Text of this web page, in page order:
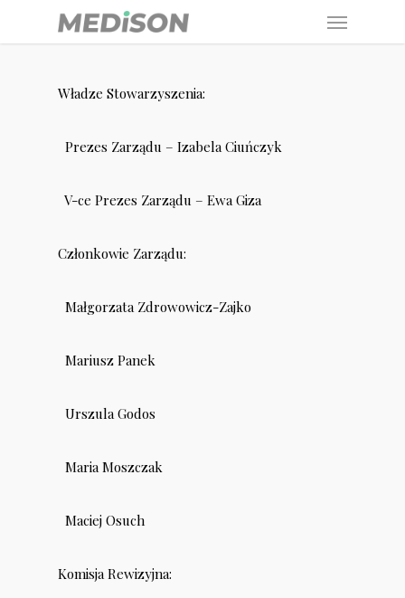
to
Menu
Władze Stowarzyszenia:
Prezes Zarządu – Izabela Ciuńczyk
V-ce Prezes Zarządu – Ewa Giza
Członkowie Zarządu:
Małgorzata Zdrowowicz-Zajko
Mariusz Panek
Urszula Godos
Maria Moszczak
Maciej Osuch
Komisja Rewizyjna: